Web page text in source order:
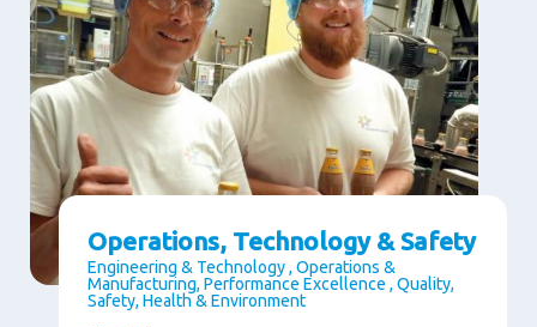
Operations, Technology & Safety
Engineering & Technology , Operations &
Manufacturing, Performance Excellence , Quality,
Safety, Health & Environment